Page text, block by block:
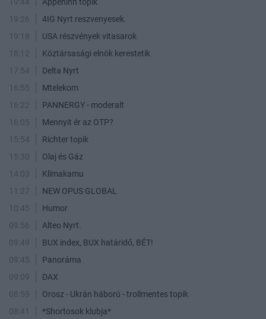
19:44
Appeninn topik
19:26
4IG Nyrt reszvenyesek.
19:18
USA részvények vitasarok
18:12
Köztársasági elnök kerestetik
17:54
Delta Nyrt
16:55
Mtelekom
16:22
PANNERGY - moderalt
16:05
Mennyit ér az OTP?
15:54
Richter topik
15:30
Olaj és Gáz
14:03
Klímakamu
11:27
NEW OPUS GLOBAL
10:45
Humor
09:56
Alteo Nyrt.
09:49
BUX index, BUX határidő, BÉT!
09:45
Panoráma
09:09
DAX
08:59
Orosz - Ukrán háború - trollmentes topik
08:41
*Shortosok klubja*